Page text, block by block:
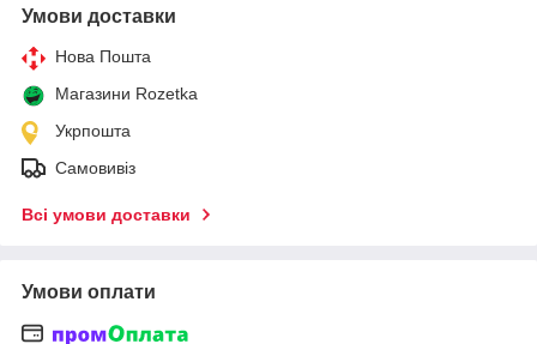
Умови доставки
Нова Пошта
Магазини Rozetka
Укрпошта
Самовивіз
Всі умови доставки
Умови оплати